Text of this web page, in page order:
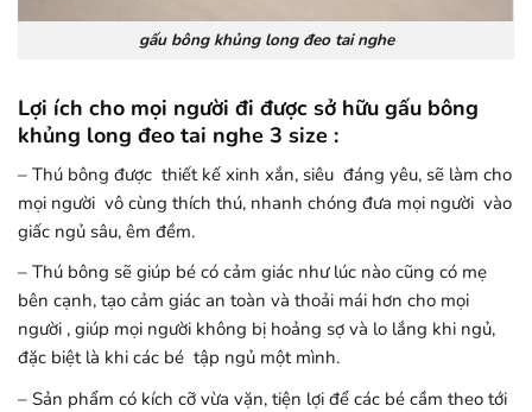
gấu bông khủng long đeo tai nghe
Lợi ích cho mọi người đi được sở hữu gấu bông
khủng long đeo tai nghe 3 size :
– Thú bông được thiết kế xinh xắn, siêu đáng yêu, sẽ làm cho
mọi người vô cùng thích thú, nhanh chóng đưa mọi người vào
giấc ngủ sâu, êm đềm.
– Thú bông sẽ giúp bé có cảm giác như lúc nào cũng có mẹ
bên cạnh, tạo cảm giác an toàn và thoải mái hơn cho mọi
người , giúp mọi người không bị hoảng sợ và lo lắng khi ngủ,
đặc biệt là khi các bé tập ngủ một mình.
– Sản phẩm có kích cỡ vừa vặn, tiện lợi để các bé cầm theo tới